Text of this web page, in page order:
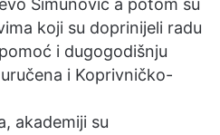
Šimunović a potom su
koji su doprinijeli radu
i dugogodišnju
i Koprivničko-
akademiji su